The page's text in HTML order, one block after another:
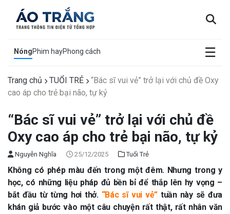
NóngPhim hayPhong cách ☰
×
Trang chủ TUỔI TRẺ
“Bác sĩ vui vẻ” trở lại với chủ đề Oxy
cao áp cho trẻ bại não, tự kỷ
“Bác sĩ vui vẻ” trở lại với chủ đề
Oxy cao áp cho trẻ bại não, tự kỷ
Nguyễn Nghĩa 25/12/2025 Tuổi Trẻ
Không có phép màu đến trong một đêm. Nhưng trong y
học, có những liệu pháp đủ bền bỉ để thắp lên hy vọng –
bắt đầu từ từng hơi thở. “Bác sĩ vui vẻ”tuần này sẽ đưa
khán giả bước vào một câu chuyện rất thật, rất nhân văn